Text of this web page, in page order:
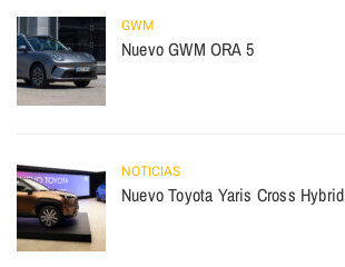
GWM
Nuevo GWM ORA 5
NOTICIAS
Nuevo Toyota Yaris Cross Hybrid